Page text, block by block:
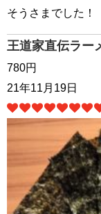
そうさまでした！
王道家直伝ラー
780円
21年11月19日